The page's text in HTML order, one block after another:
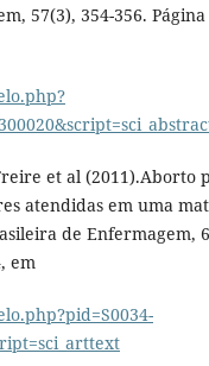
57(3), 354-356.
et al (2011).Aborto
atendidas em uma
de Enfermagem,
em